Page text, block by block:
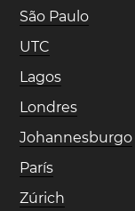
São Paulo
UTC
Lagos
Londres
Johannesburgo
París
Zúrich